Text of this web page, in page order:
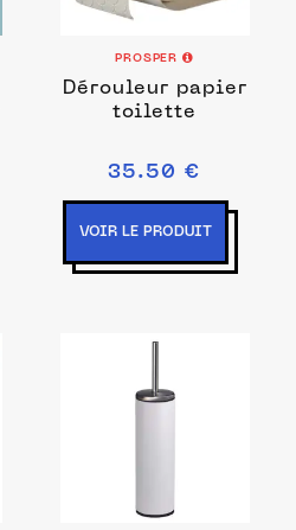
PROSPER
Dérouleur papier
toilette
35.50 €
VOIR LE PRODUIT